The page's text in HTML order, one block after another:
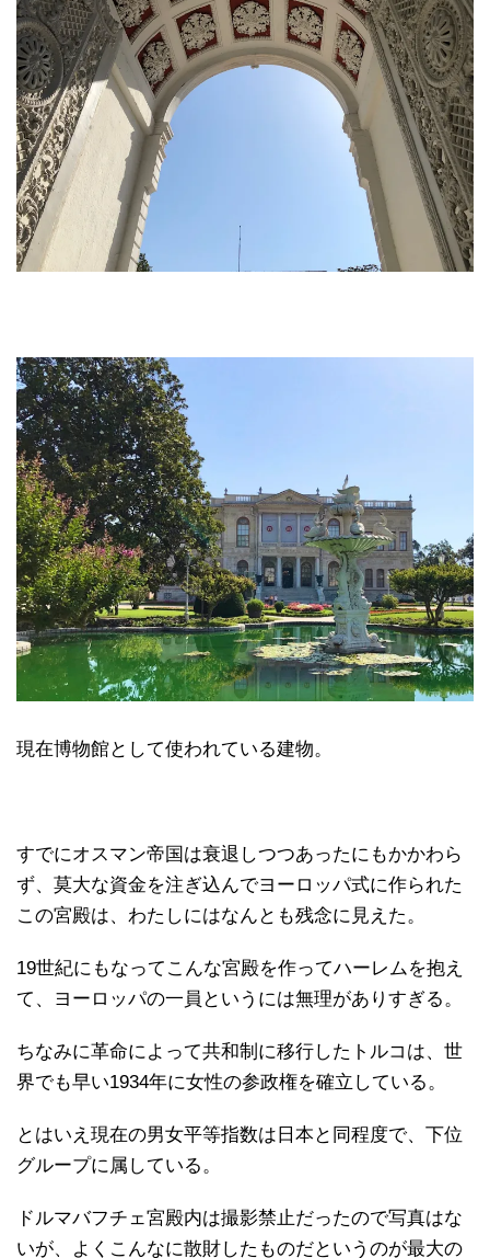
現在博物館として使われている建物。
すでにオスマン帝国は衰退しつつあったにもかかわら
ず、莫大な資金を注ぎ込んでヨーロッパ式に作られた
この宮殿は、わたしにはなんとも残念に見えた。
19世紀にもなってこんな宮殿を作ってハーレムを抱え
て、ヨーロッパの一員というには無理がありすぎる。
ちなみに革命によって共和制に移行したトルコは、世
界でも早い1934年に女性の参政権を確立している。
とはいえ現在の男女平等指数は日本と同程度で、下位
グループに属している。
ドルマバフチェ宮殿内は撮影禁止だったので写真はな
いが、よくこんなに散財したものだというのが最大の